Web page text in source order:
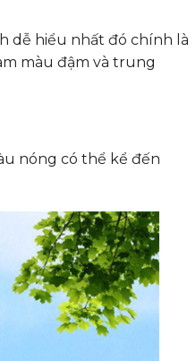
dễ hiểu nhất đó chính là
màu đậm và trung
nóng có thể kể đến